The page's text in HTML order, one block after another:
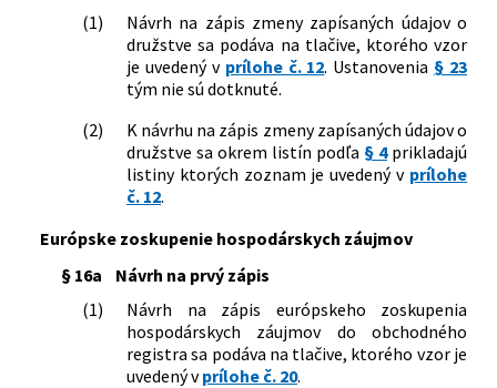
(1)
Návrh na zápis zmeny zapísaných údajov o
družstve sa podáva na tlačive, ktorého vzor
je uvedený v prílohe č. 12. Ustanovenia § 23
tým nie sú dotknuté.
(2)
K návrhu na zápis zmeny zapísaných údajov o
družstve sa okrem listín podľa § 4prikladajú
listiny ktorých zoznam je uvedený v prílohe
č. 12.
Európske zoskupenie hospodárskych záujmov
§ 16a
Návrh na prvý zápis
(1)
Návrh na zápis európskeho zoskupenia
hospodárskych záujmov do obchodného
registra sa podáva na tlačive, ktorého vzor je
uvedený vprílohe č. 20.